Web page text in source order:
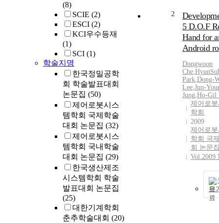
(8)
SCIE (2)
ESCI (2)
KCI우수등재
(1)
SCI (1)
학술지명
한국정밀공학
회 학술발표대회
논문집 (50)
제어로봇시스
템학회 국제학술
대회 논문집 (32)
제어로봇시스
템학회 국내학술
대회 논문집 (29)
한국생산제조
시스템학회 학술
발표대회 논문집
(25)
대한기계학회
춘추학술대회 (20)
2
5 D.O.F
Hand for
Android
Dongwoon
Che,
Park,Dong-
Lee,Jun-
Jung,Ho-Gil
제어로
학회
2009
제어로
학회 국
회 논문
Vol.2009
보